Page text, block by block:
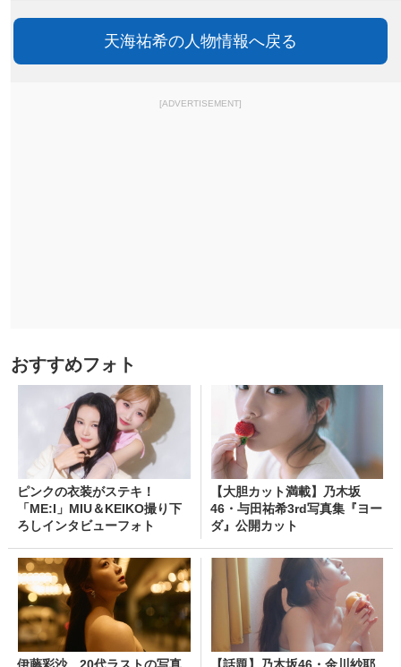
天海祐希の人物情報へ戻る
[ADVERTISEMENT]
おすすめフォト
ピンクの衣装がステキ！
「ME:I」MIU＆KEIKO撮り下
ろしインタビューフォト
【大胆カット満載】乃木坂
46・与田祐希3rd写真集『ヨー
ダ』公開カット
伊藤彩沙、20代ラストの写真
【話題】乃木坂46・金川紗耶